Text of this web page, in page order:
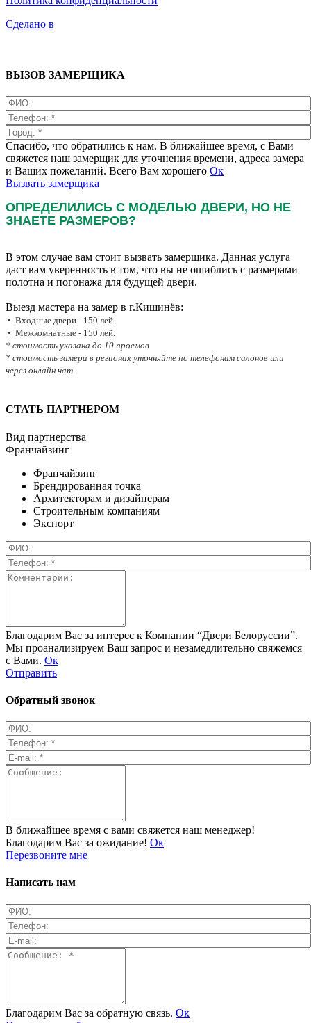
Сделано в
ВЫЗОВ ЗАМЕРЩИКА
Спасибо, что обратились к нам. В ближайшее время, с Вами
свяжется наш замерщик для уточнения времени, адреса замера
и Ваших пожеланий. Всего Вам хорошего Ок
Вызвать замерщика
ОПРЕДЕЛИЛИСЬ С МОДЕЛЬЮ ДВЕРИ, НО НЕ
ЗНАЕТЕ РАЗМЕРОВ?
В этом случае вам стоит вызвать замерщика. Данная услуга
даст вам уверенность в том, что вы не ошиблись с размерами
полотна и погонажа для будущей двери.
Выезд мастера на замер в г.Кишинёв:
• Входные двери - 150 лей.
• Межкомнатные - 150 лей.
* стоимость указана до 10 проемов
* стоимость замера в регионах уточняйте по телефонам салонов или
через онлайн чат
СТАТЬ ПАРТНЕРОМ
Вид партнерства
Франчайзинг
Франчайзинг
Брендированная точка
Архитекторам и дизайнерам
Строительным компаниям
Экспорт
Благодарим Вас за интерес к Компании “Двери Белоруссии”.
Мы проанализируем Ваш запрос и незамедлительно свяжемся
с Вами. Ок
Отправить
Обратный звонок
В ближайшее время с вами свяжется наш менеджер!
Благодарим Вас за ожидание! Ок
Перезвоните мне
Написать нам
Благодарим Вас за обратную связь. Ок